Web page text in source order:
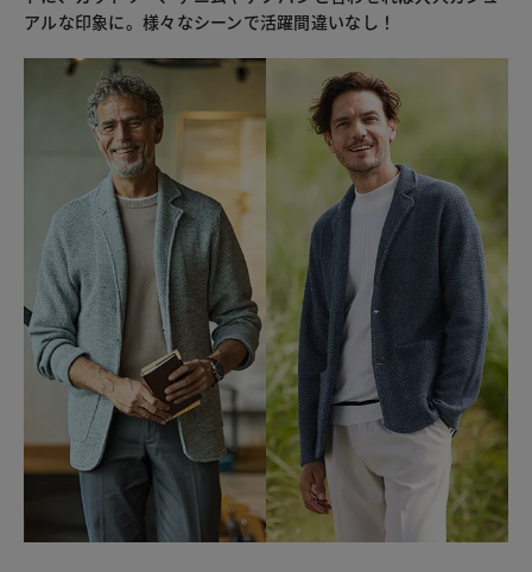
アルな印象に。様々なシーンで活躍間違いなし！